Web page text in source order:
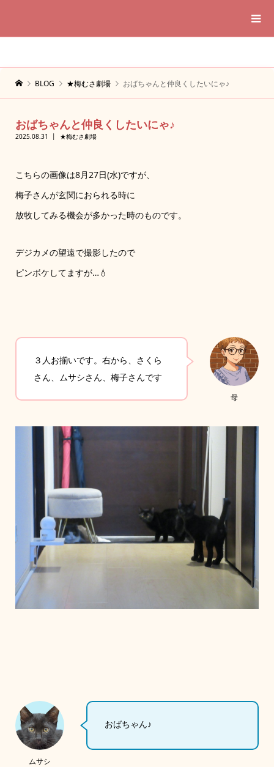
BLOG ★梅むさ劇場 おばちゃんと仲良くしたいにゃ♪
おばちゃんと仲良くしたいにゃ♪
2025.08.31 ★梅むさ劇場
こちらの画像は8月27日(水)ですが、
梅子さんが玄関におられる時に
放牧してみる機会が多かった時のものです。
デジカメの望遠で撮影したので
ピンボケしてますが…💧
母
３人お揃いです。右から、さくら
さん、ムサシさん、梅子さんです
ムサシ
おばちゃん♪